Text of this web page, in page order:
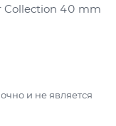
Collection 40 mm
и не является